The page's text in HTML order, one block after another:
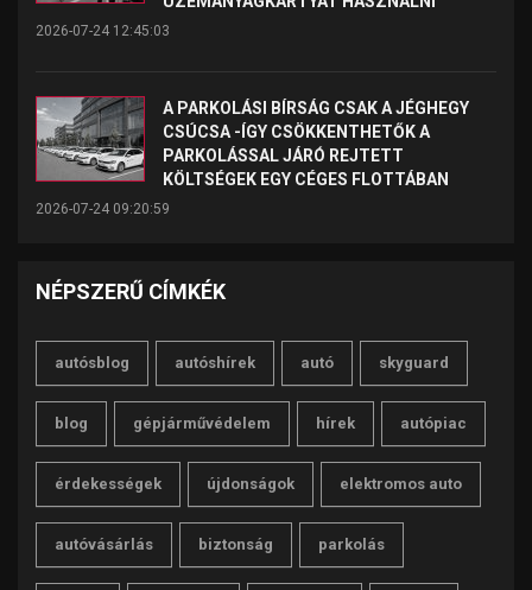
2026-07-24 12:45:03
A PARKOLÁSI BÍRSÁG CSAK A JÉGHEGY
CSÚCSA -ÍGY CSÖKKENTHETŐK A
PARKOLÁSSAL JÁRÓ REJTETT
KÖLTSÉGEK EGY CÉGES FLOTTÁBAN
2026-07-24 09:20:59
NÉPSZERŰ CÍMKÉK
autósblog autóshírek autó skyguard
blog gépjárművédelem hírek autópiac
érdekességek újdonságok elektromos auto
autóvásárlás biztonság parkolás